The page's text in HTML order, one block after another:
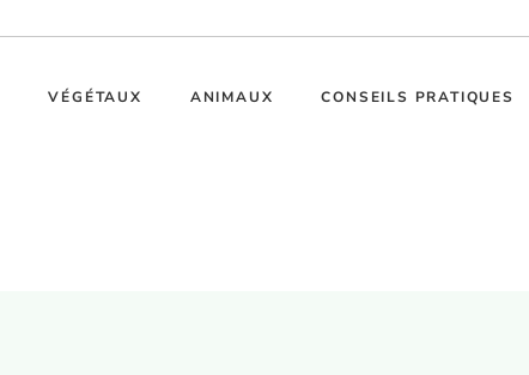
VÉGÉTAUX ANIMAUX CONSEILS PRATIQUES